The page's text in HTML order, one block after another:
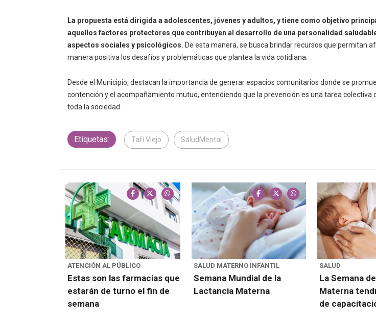
La propuesta está dirigida a adolescentes, jóvenes y adultos, y tiene como objetivo
aquellos factores protectores que contribuyen al desarrollo de una personalidad
aspectos sociales y psicológicos. De esta manera, se busca brindar recursos que permitan
manera positiva los desafíos y problemáticas que plantea la vida cotidiana.
Desde el Municipio, destacan la importancia de generar espacios comunitarios donde se
contención y el acompañamiento mutuo, entendiendo que la prevención es una tarea colectiva
toda la sociedad.
Etiquetas: Tafí Viejo SaludMental
ATENCIÓN AL PÚBLICO
Estas son las farmacias que
estarán de turno el fin de
semana
SALUD MATERNO INFANTIL
Semana Mundial de la
Lactancia Materna
SALUD
La Semana
Materna
de